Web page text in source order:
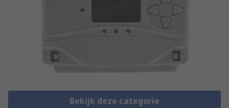
Bekijk deze categorie